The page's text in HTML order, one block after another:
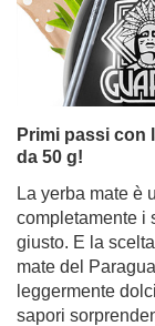
Primi passi con
da 50 g!
La yerba mate è
completamente i
giusto. E la
mate del
leggermente
sapori